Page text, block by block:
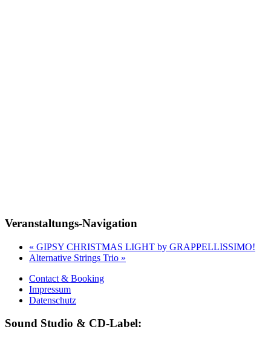
Veranstaltungs-Navigation
« GIPSY CHRISTMAS LIGHT by GRAPPELLISSIMO!
Alternative Strings Trio »
Contact & Booking
Impressum
Datenschutz
Sound Studio & CD-Label: